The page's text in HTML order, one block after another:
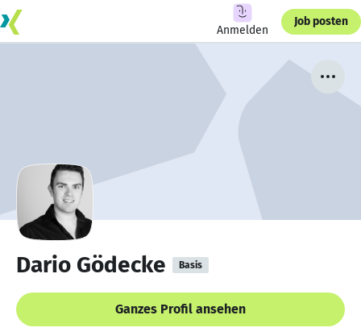
Anmelden
Job posten
Dario Gödecke Basis
Ganzes Profil ansehen